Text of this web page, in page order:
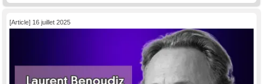
[Article] 16 juillet 2025